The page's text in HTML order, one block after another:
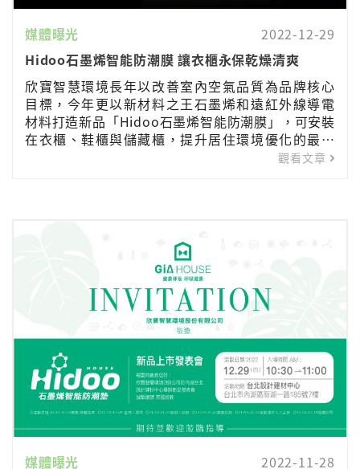
媒體曝光
2022-12-29
Hidoo石墨烯智能防潮膜 讓衣櫃永保乾燥清爽
欣寶智慧環境長年以改善室內空氣品質為品牌核心
目標，今年更以新材料之王石墨烯和遠紅外線導電
材料打造新品「Hidoo石墨烯智能防潮膜」，可安裝
在衣櫃、鞋櫃與儲藏櫃，提升居住環境優化的最後
觀看文章
媒體曝光
2022-11-28